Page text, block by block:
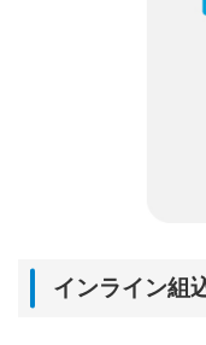
インライン組